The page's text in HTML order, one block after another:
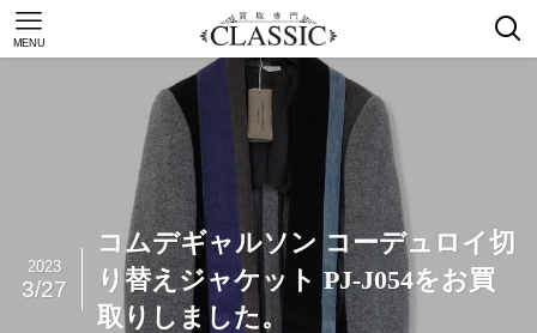
MENU
コムデギャルソン コーデュロイ切
り替えジャケット PJ-J054をお買
取りしました。
2023
3/27